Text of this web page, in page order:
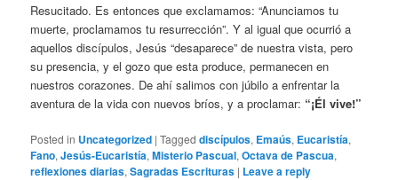
Resucitado. Es entonces que exclamamos: “Anunciamos tu
muerte, proclamamos tu resurrección”. Y al igual que ocurrió a
aquellos discípulos, Jesús “desaparece” de nuestra vista, pero
su presencia, y el gozo que esta produce, permanecen en
nuestros corazones. De ahí salimos con júbilo a enfrentar la
aventura de la vida con nuevos bríos, y a proclamar: “¡Él vive!”
Posted in Uncategorized |Tagged discípulos, Emaús, Eucaristía,
Fano,Jesús-Eucaristía,Misterio Pascual,Octava de Pascua,
reflexiones diarias,Sagradas Escrituras | Leave a reply